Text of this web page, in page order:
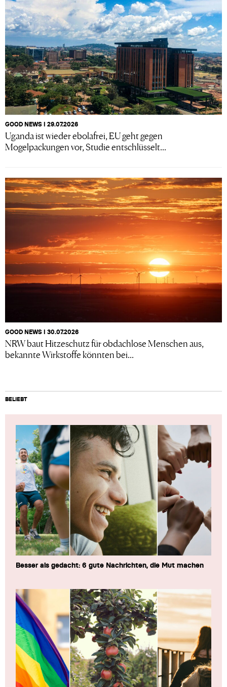
GOOD NEWS I 29.07.2026
Uganda ist wieder ebolafrei, EU geht gegen
Mogelpackungen vor, Studie entschlüsselt...
GOOD NEWS I 30.07.2026
NRW baut Hitzeschutz für obdachlose Menschen aus,
bekannte Wirkstoffe könnten bei...
BELIEBT
Besser als gedacht: 6 gute Nachrichten, die Mut machen